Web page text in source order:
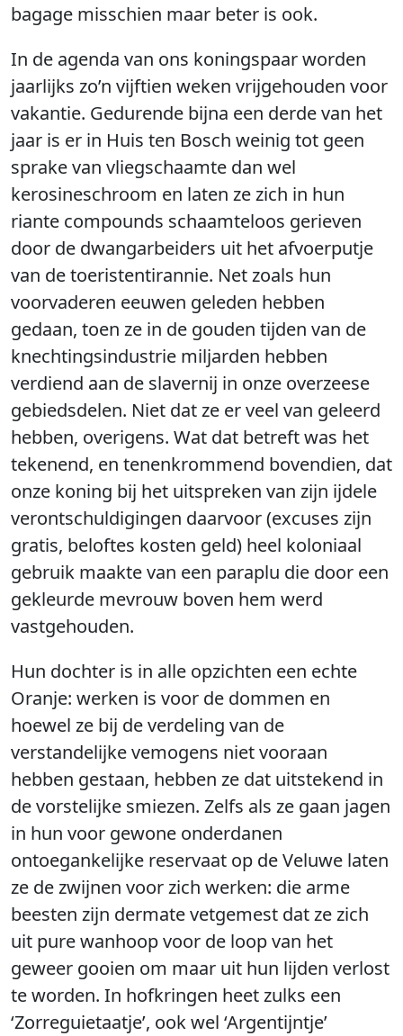
bagage misschien maar beter is ook.
In de agenda van ons koningspaar worden
jaarlijks zo’n vijftien weken vrijgehouden voor
vakantie. Gedurende bijna een derde van het
jaar is er in Huis ten Bosch weinig tot geen
sprake van vliegschaamte dan wel
kerosineschroom en laten ze zich in hun
riante compounds schaamteloos gerieven
door de dwangarbeiders uit het afvoerputje
van de toeristentirannie. Net zoals hun
voorvaderen eeuwen geleden hebben
gedaan, toen ze in de gouden tijden van de
knechtingsindustrie miljarden hebben
verdiend aan de slavernij in onze overzeese
gebiedsdelen. Niet dat ze er veel van geleerd
hebben, overigens. Wat dat betreft was het
tekenend, en tenenkrommend bovendien, dat
onze koning bij het uitspreken van zijn ijdele
verontschuldigingen daarvoor (excuses zijn
gratis, beloftes kosten geld) heel koloniaal
gebruik maakte van een paraplu die door een
gekleurde mevrouw boven hem werd
vastgehouden.
Hun dochter is in alle opzichten een echte
Oranje: werken is voor de dommen en
hoewel ze bij de verdeling van de
verstandelijke vemogens niet vooraan
hebben gestaan, hebben ze dat uitstekend in
de vorstelijke smiezen. Zelfs als ze gaan jagen
in hun voor gewone onderdanen
ontoegankelijke reservaat op de Veluwe laten
ze de zwijnen voor zich werken: die arme
beesten zijn dermate vetgemest dat ze zich
uit pure wanhoop voor de loop van het
geweer gooien om maar uit hun lijden verlost
te worden. In hofkringen heet zulks een
‘Zorreguietaatje’, ook wel ‘Argentijntje’